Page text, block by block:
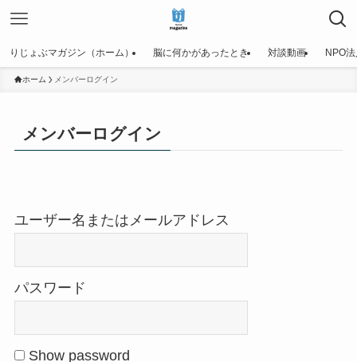
りじょぶマガジン（ホーム） 脳に何かがあったとき 対談動画 NPO
ホーム メンバーログイン
メンバーログイン
ユーザー名またはメールアドレス
パスワード
Show password